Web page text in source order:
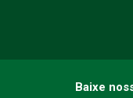
Baixe